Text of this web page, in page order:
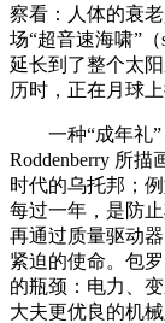
察看：人体的衰
场“超音速海啸”（
延长到了整个太
历时，正在月球
一种“成年礼”（
Roddenberry 所
时代的乌托邦；
每过一年，是防
再通过质量驱动
紧迫的使命。包
的瓶颈：电力、
大夫更优良的机